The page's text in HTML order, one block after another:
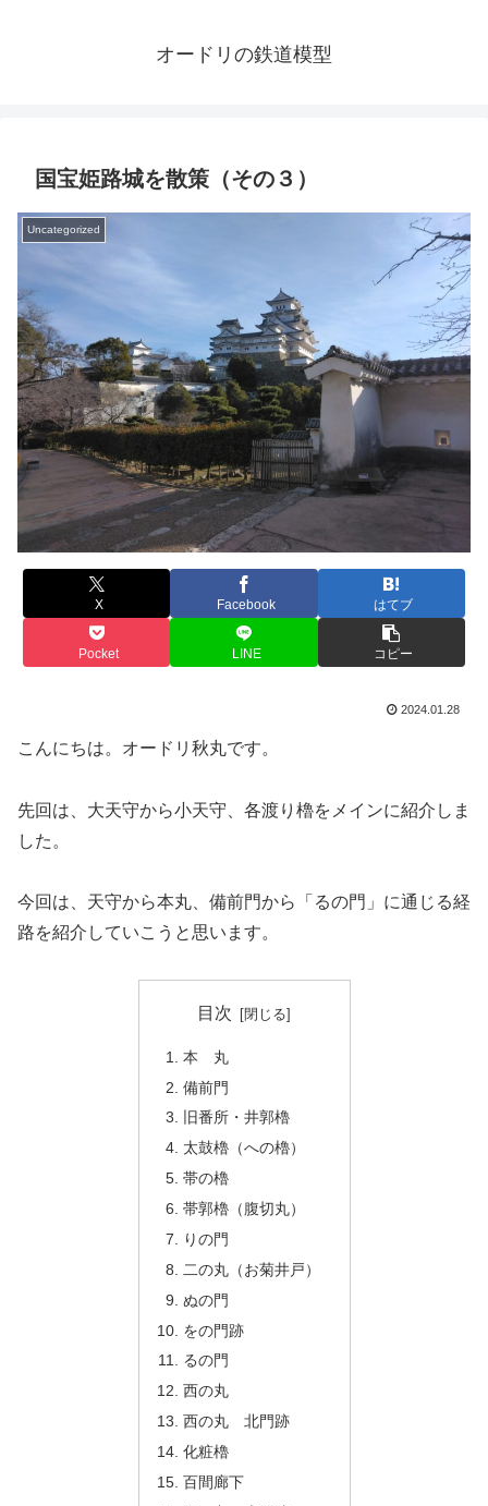
オードリの鉄道模型
国宝姫路城を散策（その３）
Uncategorized
X Facebook はてブ
Pocket LINE コピー
2024.01.28
こんにちは。オードリ秋丸です。
先回は、大天守から小天守、各渡り櫓をメインに紹介しま
した。
今回は、天守から本丸、備前門から「るの門」に通じる経
路を紹介していこうと思います。
目次
本 丸
備前門
旧番所・井郭櫓
太鼓櫓（への櫓）
帯の櫓
帯郭櫓（腹切丸）
りの門
二の丸（お菊井戸）
ぬの門
をの門跡
るの門
西の丸
西の丸 北門跡
化粧櫓
百間廊下